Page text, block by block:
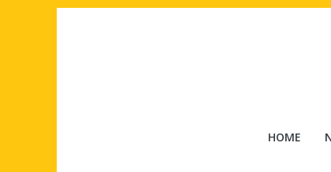
Tuttouomini
HOME